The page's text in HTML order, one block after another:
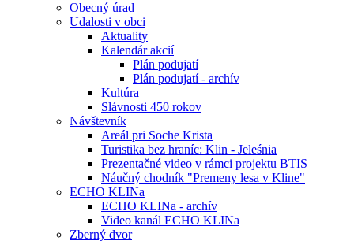
Obecný úrad
Udalosti v obci
Aktuality
Kalendár akcií
Plán podujatí
Plán podujatí - archív
Kultúra
Slávnosti 450 rokov
Návštevník
Areál pri Soche Krista
Turistika bez hraníc: Klin - Jeleśnia
Prezentačné video v rámci projektu BTIS
Náučný chodník "Premeny lesa v Kline"
ECHO KLINa
ECHO KLINa - archív
Video kanál ECHO KLINa
Zberný dvor